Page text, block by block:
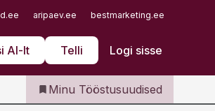
aripaev.ee bestmarketing.ee
AI-lt Telli Logi sisse
Iseteenindus
Telli Tööstusuudised
Minu Tööstusuudised